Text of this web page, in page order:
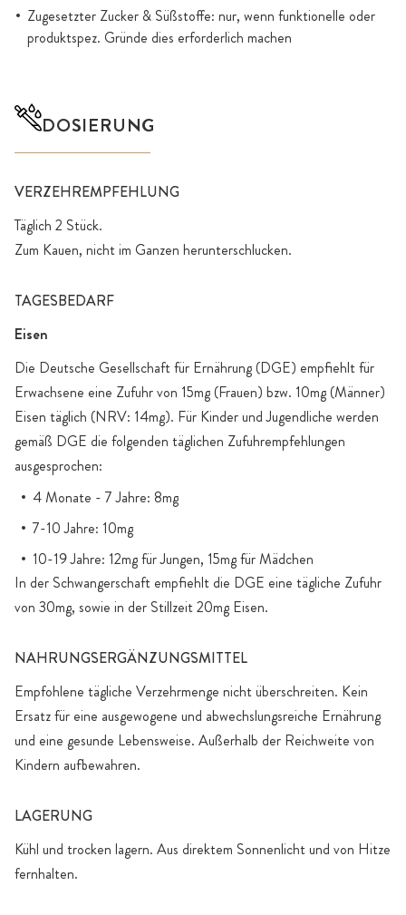
Zugesetzter Zucker & Süßstoffe: nur, wenn funktionelle oder
produktspez. Gründe dies erforderlich machen
DOSIERUNG
VERZEHREMPFEHLUNG
Täglich 2 Stück.
Zum Kauen, nicht im Ganzen herunterschlucken.
TAGESBEDARF
Eisen
Die Deutsche Gesellschaft für Ernährung (DGE) empfiehlt für
Erwachsene eine Zufuhr von 15mg (Frauen) bzw. 10mg (Männer)
Eisen täglich (NRV: 14mg). Für Kinder und Jugendliche werden
gemäß DGE die folgenden täglichen Zufuhrempfehlungen
ausgesprochen:
4 Monate - 7 Jahre: 8mg
7-10 Jahre: 10mg
10-19 Jahre: 12mg für Jungen, 15mg für Mädchen
In der Schwangerschaft empfiehlt die DGE eine tägliche Zufuhr
von 30mg, sowie in der Stillzeit 20mg Eisen.
NAHRUNGSERGÄNZUNGSMITTEL
Empfohlene tägliche Verzehrmenge nicht überschreiten. Kein
Ersatz für eine ausgewogene und abwechslungsreiche Ernährung
und eine gesunde Lebensweise. Außerhalb der Reichweite von
Kindern aufbewahren.
LAGERUNG
Kühl und trocken lagern. Aus direktem Sonnenlicht und von Hitze
fernhalten.